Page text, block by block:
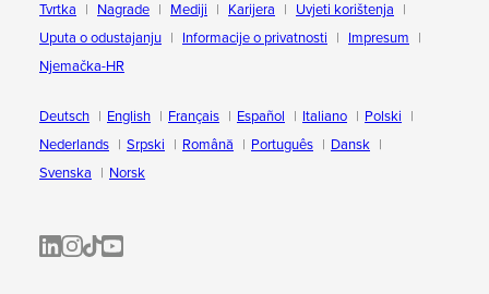
Tvrtka Nagrade Mediji Karijera
Uvjeti korištenja
Uputa o odustajanju
Informacije o privatnosti
Impresum
Njemačka-HR
Deutsch English Français Español Italiano
Polski
Nederlands
Srpski Română Português
Dansk
Svenska
Norsk
ALL-INKL.COM | LinkedIn
ALL-INKL.COM • Instagram photos and videos
ALL-INKL.COM | TikTok
ALLINKL.COM - YouTube